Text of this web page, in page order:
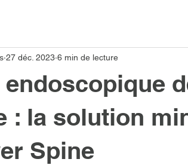
: la solution
Spine
27 déc. 2023 6 min de lecture